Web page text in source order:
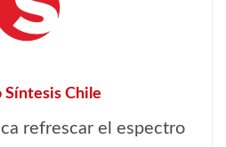
Síntesis Chile
refrescar el espectro